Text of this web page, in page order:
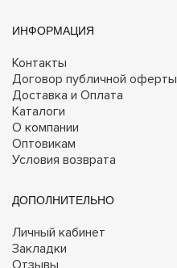
ИНФОРМАЦИЯ
Контакты
Договор публичной оферты
Доставка и Оплата
Каталоги
О компании
Оптовикам
Условия возврата
ДОПОЛНИТЕЛЬНО
Личный кабинет
Закладки